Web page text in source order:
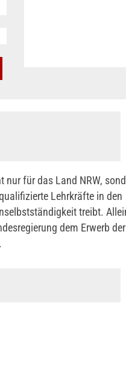
nur für das Land NRW,
Lehrkräfte in den
treibt.
dem Erwerb